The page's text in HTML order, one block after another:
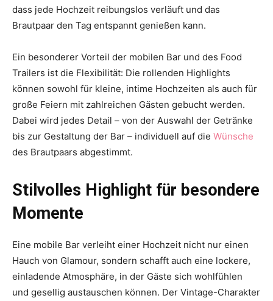
dass jede Hochzeit reibungslos verläuft und das
Brautpaar den Tag entspannt genießen kann.
Ein besonderer Vorteil der mobilen Bar und des Food
Trailers ist die Flexibilität: Die rollenden Highlights
können sowohl für kleine, intime Hochzeiten als auch für
große Feiern mit zahlreichen Gästen gebucht werden.
Dabei wird jedes Detail – von der Auswahl der Getränke
bis zur Gestaltung der Bar – individuell auf die Wünsche
des Brautpaars abgestimmt.
Stilvolles Highlight für besondere
Momente
Eine mobile Bar verleiht einer Hochzeit nicht nur einen
Hauch von Glamour, sondern schafft auch eine lockere,
einladende Atmosphäre, in der Gäste sich wohlfühlen
und gesellig austauschen können. Der Vintage-Charakter